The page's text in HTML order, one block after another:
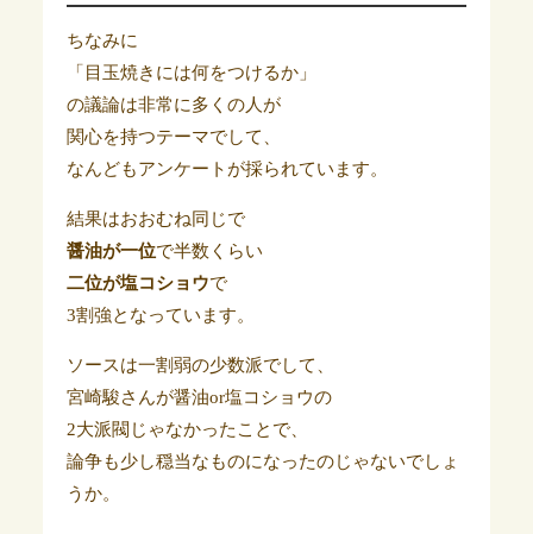
ちなみに
「目玉焼きには何をつけるか」
の議論は非常に多くの人が
関心を持つテーマでして、
なんどもアンケートが採られています。
結果はおおむね同じで
醤油が一位で半数くらい
二位が塩コショウで
3割強となっています。
ソースは一割弱の少数派でして、
宮崎駿さんが醤油or塩コショウの
2大派閥じゃなかったことで、
論争も少し穏当なものになったのじゃないでしょ
うか。